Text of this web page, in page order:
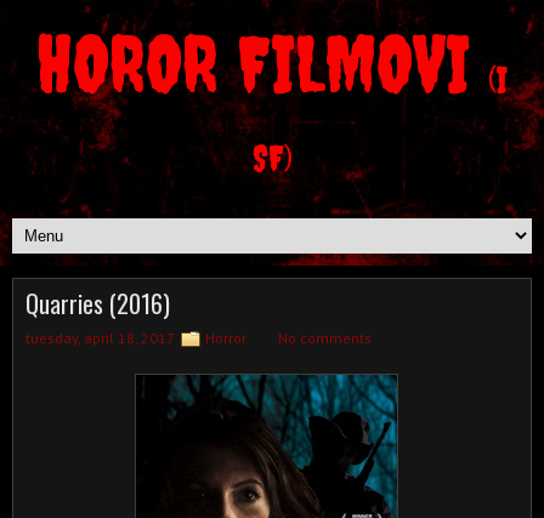
HOROR FILMOVI (I
SF)
Quarries (2016)
tuesday, april 18, 2017 Horror No comments